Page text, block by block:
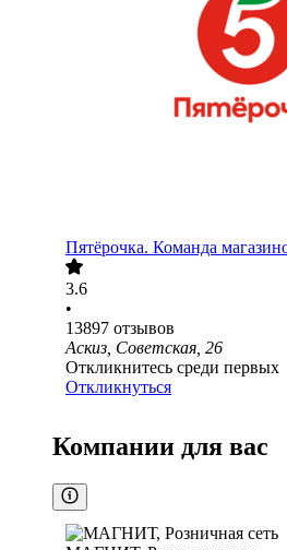
Пятёрочка. Команда
3.6
•
13897 отзывов
Аскиз, Советская, 26
Откликнитесь среди первых
Откликнуться
Компании для вас